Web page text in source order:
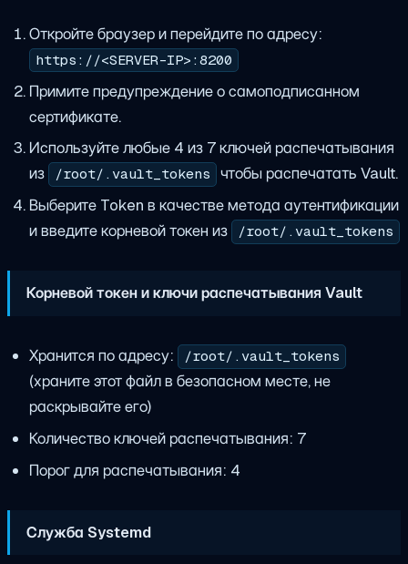
Откройте браузер и перейдите по адресу:
https://<SERVER-IP>:8200
Примите предупреждение о самоподписанном
сертификате.
Используйте любые 4 из 7 ключей распечатывания
из
/root/.vault_tokens чтобы распечатать Vault.
Выберите Token в качестве метода аутентификации
и введите корневой токен из
/root/.vault_tokens
Корневой токен и ключи распечатывания Vault
Хранится по адресу: /root/.vault_tokens
(храните этот файл в безопасном месте, не
раскрывайте его)
Количество ключей распечатывания: 7
Порог для распечатывания: 4
Служба Systemd